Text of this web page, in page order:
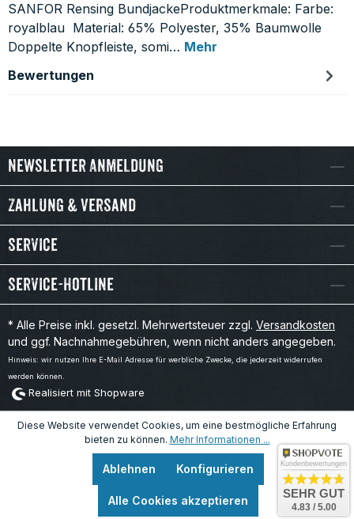
SANFOR Rensing BundjackeProduktmerkmale: Farbe:
royalblau Material: 65% Polyester, 35% Baumwolle
Doppelte Knopfleiste, somi… Mehr
Bewertungen
Newsletter Anmeldung
Zahlung & Versand
Service
Service-Hotline
* Alle Preise inkl. gesetzl. Mehrwertsteuer zzgl. Versandkosten
und ggf. Nachnahmegebühren, wenn nicht anders angegeben.
Hinweis: wir nutzen Ihre E-Mail Adresse für werbliche Zwecke, die jederzeit widerrufen
werden können.
Realisiert mit Shopware
Diese Website verwendet Cookies, um eine bestmögliche Erfahrung
bieten zu können. Mehr Informationen ...
Ablehnen Konfigurieren
Alle Cookies akzeptieren
Kundenbewertungen
SEHR GUT
4.83 / 5.00